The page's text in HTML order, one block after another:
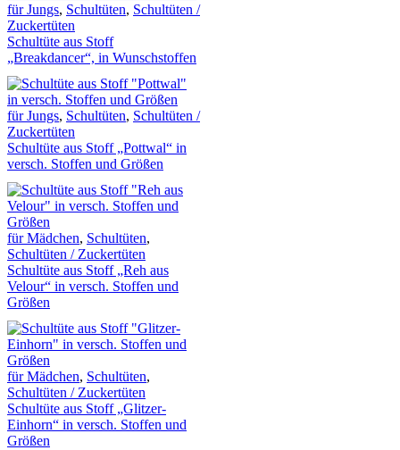
für Jungs, Schultüten, Schultüten /
Zuckertüten
Schultüte aus Stoff
„Breakdancer“, in Wunschstoffen
für Jungs, Schultüten, Schultüten /
Zuckertüten
Schultüte aus Stoff „Pottwal“ in
versch. Stoffen und Größen
für Mädchen, Schultüten,
Schultüten / Zuckertüten
Schultüte aus Stoff „Reh aus
Velour“ in versch. Stoffen und
Größen
für Mädchen, Schultüten,
Schultüten / Zuckertüten
Schultüte aus Stoff „Glitzer-
Einhorn“ in versch. Stoffen und
Größen